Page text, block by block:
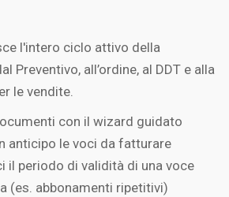
l'intero ciclo attivo della
Preventivo, all’ordine, al DDT e alla
le vendite.
con il wizard guidato
anticipo le voci da fatturare
il periodo di validità di una voce
(es. abbonamenti ripetitivi)